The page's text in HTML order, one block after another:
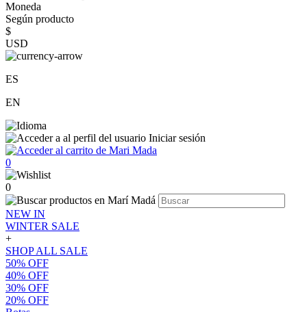
Moneda
Según producto
$
USD
ES
EN
Iniciar sesión
0
0
NEW IN
WINTER SALE
+
SHOP ALL SALE
50% OFF
40% OFF
30% OFF
20% OFF